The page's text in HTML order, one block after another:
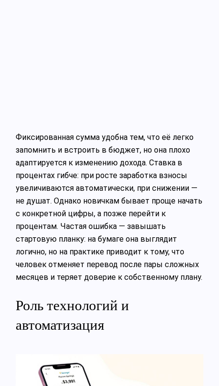
Фиксированная сумма удобна тем, что её легко
запомнить и встроить в бюджет, но она плохо
адаптируется к изменению дохода. Ставка в
процентах гибче: при росте заработка взносы
увеличиваются автоматически, при снижении —
не душат. Однако новичкам бывает проще начать
с конкретной цифры, а позже перейти к
процентам. Частая ошибка — завышать
стартовую планку: на бумаге она выглядит
логично, но на практике приводит к тому, что
человек отменяет перевод после пары сложных
месяцев и теряет доверие к собственному плану.
Роль технологий и
автоматизация